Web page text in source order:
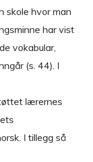
skole hvor man
har vist
vokabular,
(s. 44). I
lærernes
I tillegg så